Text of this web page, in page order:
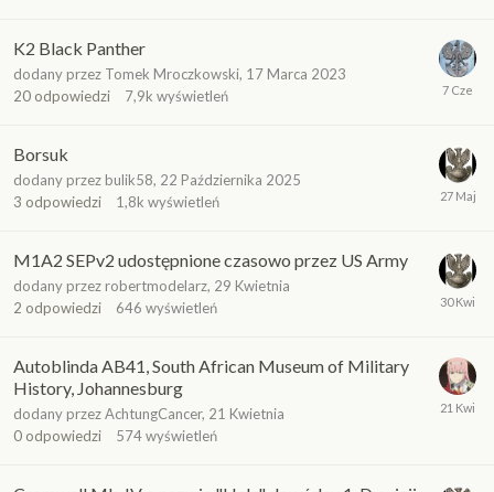
K2 Black Panther
dodany przez Tomek Mroczkowski, 17 Marca 2023
20 odpowiedzi 7,9k wyświetleń
Borsuk
dodany przez bulik58, 22 Października 2025
3 odpowiedzi 1,8k wyświetleń
M1A2 SEPv2 udostępnione czasowo przez US Army
dodany przez robertmodelarz, 29 Kwietnia
2 odpowiedzi 646 wyświetleń
Autoblinda AB41, South African Museum of Military
History, Johannesburg
dodany przezAchtungCancer, 21 Kwietnia
0 odpowiedzi 574wyświetleń